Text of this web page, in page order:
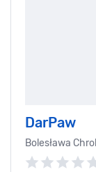
DarPaw
Bolesława